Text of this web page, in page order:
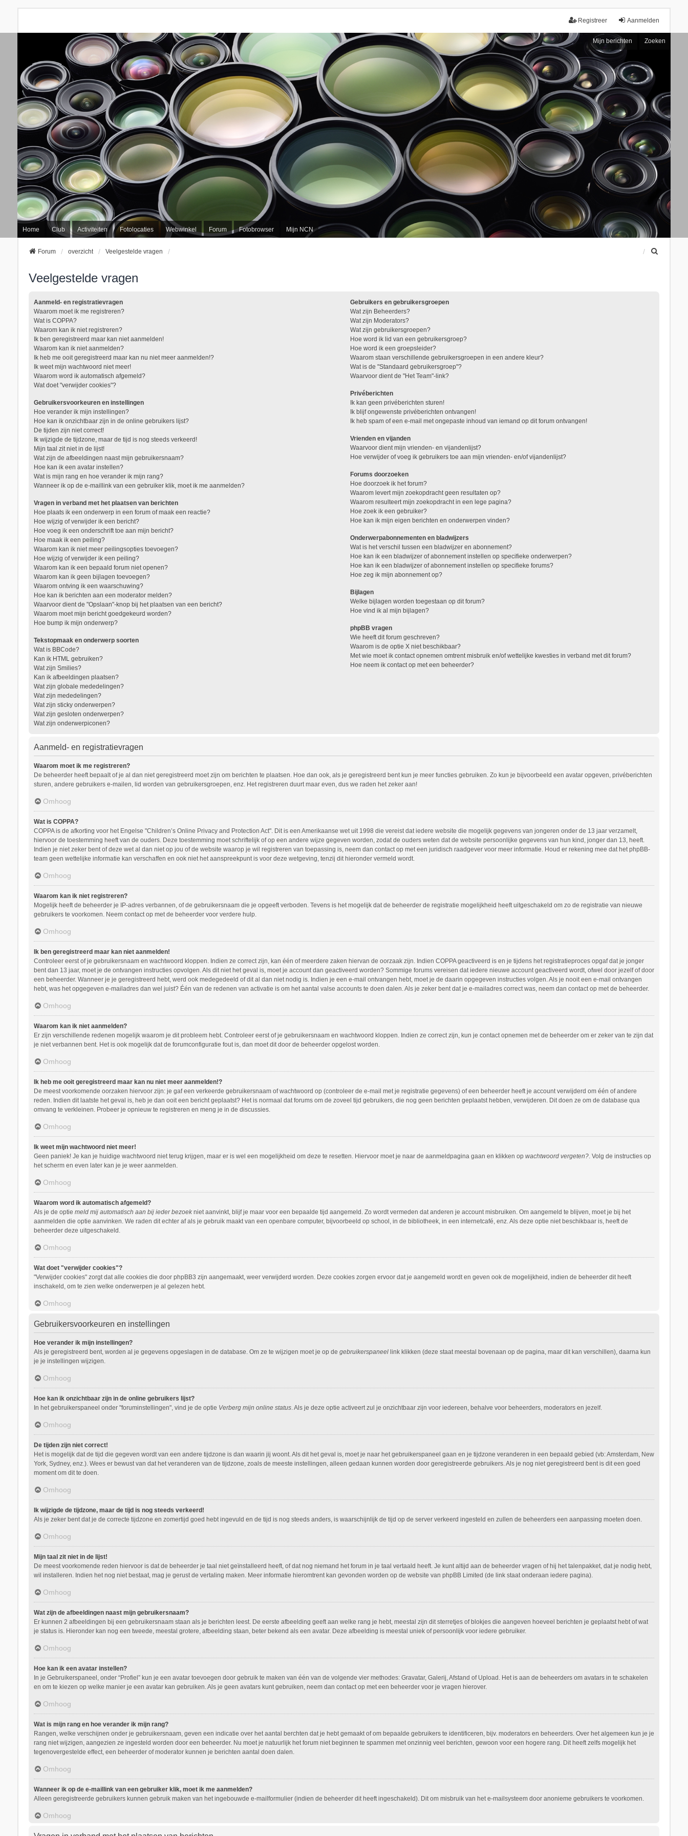
Aanmelden
Registreer
Mijn berichten Zoeken
Home Club Activiteiten Fotolocaties Webwinkel Forum Fotobrowser Mijn NCN
Forum overzicht Veelgestelde vragen
Veelgestelde vragen
Aanmeld- en registratievragen
Waarom moet ik me registreren?
Wat is COPPA?
Waarom kan ik niet registreren?
Ik ben geregistreerd maar kan niet aanmelden!
Waarom kan ik niet aanmelden?
Ik heb me ooit geregistreerd maar kan nu niet meer aanmelden!?
Ik weet mijn wachtwoord niet meer!
Waarom word ik automatisch afgemeld?
Wat doet "verwijder cookies"?
Gebruikersvoorkeuren en instellingen
Hoe verander ik mijn instellingen?
Hoe kan ik onzichtbaar zijn in de online gebruikers lijst?
De tijden zijn niet correct!
Ik wijzigde de tijdzone, maar de tijd is nog steeds verkeerd!
Mijn taal zit niet in de lijst!
Wat zijn de afbeeldingen naast mijn gebruikersnaam?
Hoe kan ik een avatar instellen?
Wat is mijn rang en hoe verander ik mijn rang?
Wanneer ik op de e-maillink van een gebruiker klik, moet ik me aanmelden?
Vragen in verband met het plaatsen van berichten
Hoe plaats ik een onderwerp in een forum of maak een reactie?
Hoe wijzig of verwijder ik een bericht?
Hoe voeg ik een onderschrift toe aan mijn bericht?
Hoe maak ik een peiling?
Waarom kan ik niet meer peilingsopties toevoegen?
Hoe wijzig of verwijder ik een peiling?
Waarom kan ik een bepaald forum niet openen?
Waarom kan ik geen bijlagen toevoegen?
Waarom ontving ik een waarschuwing?
Hoe kan ik berichten aan een moderator melden?
Waarvoor dient de "Opslaan"-knop bij het plaatsen van een bericht?
Waarom moet mijn bericht goedgekeurd worden?
Hoe bump ik mijn onderwerp?
Tekstopmaak en onderwerp soorten
Wat is BBCode?
Kan ik HTML gebruiken?
Wat zijn Smilies?
Kan ik afbeeldingen plaatsen?
Wat zijn globale mededelingen?
Wat zijn mededelingen?
Wat zijn sticky onderwerpen?
Wat zijn gesloten onderwerpen?
Wat zijn onderwerpiconen?
Gebruikers en gebruikersgroepen
Wat zijn Beheerders?
Wat zijn Moderators?
Wat zijn gebruikersgroepen?
Hoe word ik lid van een gebruikersgroep?
Hoe word ik een groepsleider?
Waarom staan verschillende gebruikersgroepen in een andere kleur?
Wat is de "Standaard gebruikersgroep"?
Waarvoor dient de "Het Team"-link?
Privéberichten
Ik kan geen privéberichten sturen!
Ik blijf ongewenste privéberichten ontvangen!
Ik heb spam of een e-mail met ongepaste inhoud van iemand op dit forum ontvangen!
Vrienden en vijanden
Waarvoor dient mijn vrienden- en vijandenlijst?
Hoe verwijder of voeg ik gebruikers toe aan mijn vrienden- en/of vijandenlijst?
Forums doorzoeken
Hoe doorzoek ik het forum?
Waarom levert mijn zoekopdracht geen resultaten op?
Waarom resulteert mijn zoekopdracht in een lege pagina?
Hoe zoek ik een gebruiker?
Hoe kan ik mijn eigen berichten en onderwerpen vinden?
Onderwerpabonnementen en bladwijzers
Wat is het verschil tussen een bladwijzer en abonnement?
Hoe kan ik een bladwijzer of abonnement instellen op specifieke onderwerpen?
Hoe kan ik een bladwijzer of abonnement instellen op specifieke forums?
Hoe zeg ik mijn abonnement op?
Bijlagen
Welke bijlagen worden toegestaan op dit forum?
Hoe vind ik al mijn bijlagen?
phpBB vragen
Wie heeft dit forum geschreven?
Waarom is de optie X niet beschikbaar?
Met wie moet ik contact opnemen omtrent misbruik en/of wettelijke kwesties in verband met dit forum?
Hoe neem ik contact op met een beheerder?
Aanmeld- en registratievragen
Waarom moet ik me registreren?
De beheerder heeft bepaalt of je al dan niet geregistreerd moet zijn om berichten te plaatsen. Hoe dan ook, als je geregistreerd bent kun je meer functies gebruiken. Zo kun je bijvoorbeeld een avatar opgeven, privéberichten
sturen, andere gebruikers e-mailen, lid worden van gebruikersgroepen, enz. Het registreren duurt maar even, dus we raden het zeker aan!
Omhoog
Wat is COPPA?
COPPA is de afkorting voor het Engelse "Children’s Online Privacy and Protection Act". Dit is een Amerikaanse wet uit 1998 die vereist dat iedere website die mogelijk gegevens van jongeren onder de 13 jaar verzamelt,
hiervoor de toestemming heeft van de ouders. Deze toestemming moet schriftelijk of op een andere wijze gegeven worden, zodat de ouders weten dat de website persoonlijke gegevens van hun kind, jonger dan 13, heeft.
Indien je niet zeker bent of deze wet al dan niet op jou of de website waarop je wil registreren van toepassing is, neem dan contact op met een juridisch raadgever voor meer informatie. Houd er rekening mee dat het phpBB-
team geen wettelijke informatie kan verschaffen en ook niet het aanspreekpunt is voor deze wetgeving, tenzij dit hieronder vermeld wordt.
Omhoog
Waarom kan ik niet registreren?
Mogelijk heeft de beheerder je IP-adres verbannen, of de gebruikersnaam die je opgeeft verboden. Tevens is het mogelijk dat de beheerder de registratie mogelijkheid heeft uitgeschakeld om zo de registratie van nieuwe
gebruikers te voorkomen. Neem contact op met de beheerder voor verdere hulp.
Omhoog
Ik ben geregistreerd maar kan niet aanmelden!
Controleer eerst of je gebruikersnaam en wachtwoord kloppen. Indien ze correct zijn, kan één of meerdere zaken hiervan de oorzaak zijn. Indien COPPA geactiveerd is en je tijdens het registratieproces opgaf dat je jonger
bent dan 13 jaar, moet je de ontvangen instructies opvolgen. Als dit niet het geval is, moet je account dan geactiveerd worden? Sommige forums vereisen dat iedere nieuwe account geactiveerd wordt, ofwel door jezelf of door
een beheerder. Wanneer je je geregistreerd hebt, werd ook medegedeeld of dit al dan niet nodig is. Indien je een e-mail ontvangen hebt, moet je de daarin opgegeven instructies volgen. Als je nooit een e-mail ontvangen
hebt, was het opgegeven e-mailadres dan wel juist? Één van de redenen van activatie is om het aantal valse accounts te doen dalen. Als je zeker bent dat je e-mailadres correct was, neem dan contact op met de beheerder.
Omhoog
Waarom kan ik niet aanmelden?
Er zijn verschillende redenen mogelijk waarom je dit probleem hebt. Controleer eerst of je gebruikersnaam en wachtwoord kloppen. Indien ze correct zijn, kun je contact opnemen met de beheerder om er zeker van te zijn dat
je niet verbannen bent. Het is ook mogelijk dat de forumconfiguratie fout is, dan moet dit door de beheerder opgelost worden.
Omhoog
Ik heb me ooit geregistreerd maar kan nu niet meer aanmelden!?
De meest voorkomende oorzaken hiervoor zijn: je gaf een verkeerde gebruikersnaam of wachtwoord op (controleer de e-mail met je registratie gegevens) of een beheerder heeft je account verwijderd om één of andere
reden. Indien dit laatste het geval is, heb je dan ooit een bericht geplaatst? Het is normaal dat forums om de zoveel tijd gebruikers, die nog geen berichten geplaatst hebben, verwijderen. Dit doen ze om de database qua
omvang te verkleinen. Probeer je opnieuw te registreren en meng je in de discussies.
Omhoog
Ik weet mijn wachtwoord niet meer!
Geen paniek! Je kan je huidige wachtwoord niet terug krijgen, maar er is wel een mogelijkheid om deze te resetten. Hiervoor moet je naar de aanmeldpagina gaan en klikken op wachtwoord vergeten?. Volg de instructies op
het scherm en even later kan je je weer aanmelden.
Omhoog
Waarom word ik automatisch afgemeld?
Als je de optie meld mij automatisch aan bij ieder bezoekniet aanvinkt, blijf je maar voor een bepaalde tijd aangemeld. Zo wordt vermeden dat anderen je account misbruiken. Om aangemeld te blijven, moet je bij het
aanmelden die optie aanvinken. We raden dit echter af als je gebruik maakt van een openbare computer, bijvoorbeeld op school, in de bibliotheek, in een internetcafé, enz. Als deze optie niet beschikbaar is, heeft de
beheerder deze uitgeschakeld.
Omhoog
Wat doet "verwijder cookies"?
"Verwijder cookies" zorgt dat alle cookies die door phpBB3 zijn aangemaakt, weer verwijderd worden. Deze cookies zorgen ervoor dat je aangemeld wordt en geven ook de mogelijkheid, indien de beheerder dit heeft
inschakeld, om te zien welke onderwerpen je al gelezen hebt.
Omhoog
Gebruikersvoorkeuren en instellingen
Hoe verander ik mijn instellingen?
Als je geregistreerd bent, worden al je gegevens opgeslagen in de database. Om ze te wijzigen moet je op de gebruikerspaneellink klikken (deze staat meestal bovenaan op de pagina, maar dit kan verschillen), daarna kun
je je instellingen wijzigen.
Omhoog
Hoe kan ik onzichtbaar zijn in de online gebruikers lijst?
In het gebruikerspaneel onder "foruminstellingen", vind je de optie Verberg mijn online status. Als je deze optie activeert zul je onzichtbaar zijn voor iedereen, behalve voor beheerders, moderators en jezelf.
Omhoog
De tijden zijn niet correct!
Het is mogelijk dat de tijd die gegeven wordt van een andere tijdzone is dan waarin jij woont. Als dit het geval is, moet je naar het gebruikerspaneel gaan en je tijdzone veranderen in een bepaald gebied (vb: Amsterdam, New
York, Sydney, enz.). Wees er bewust van dat het veranderen van de tijdzone, zoals de meeste instellingen, alleen gedaan kunnen worden door geregistreerde gebruikers. Als je nog niet geregistreerd bent is dit een goed
moment om dit te doen.
Omhoog
Ik wijzigde de tijdzone, maar de tijd is nog steeds verkeerd!
Als je zeker bent dat je de correcte tijdzone en zomertijd goed hebt ingevuld en de tijd is nog steeds anders, is waarschijnlijk de tijd op de server verkeerd ingesteld en zullen de beheerders een aanpassing moeten doen.
Omhoog
Mijn taal zit niet in de lijst!
De meest voorkomende reden hiervoor is dat de beheerder je taal niet geïnstalleerd heeft, of dat nog niemand het forum in je taal vertaald heeft. Je kunt altijd aan de beheerder vragen of hij het talenpakket, dat je nodig hebt,
wil installeren. Indien het nog niet bestaat, mag je gerust de vertaling maken. Meer informatie hieromtrent kan gevonden worden op de website van phpBB Limited (de link staat onderaan iedere pagina).
Omhoog
Wat zijn de afbeeldingen naast mijn gebruikersnaam?
Er kunnen 2 afbeeldingen bij een gebruikersnaam staan als je berichten leest. De eerste afbeelding geeft aan welke rang je hebt, meestal zijn dit sterretjes of blokjes die aangeven hoeveel berichten je geplaatst hebt of wat
je status is. Hieronder kan nog een tweede, meestal grotere, afbeelding staan, beter bekend als een avatar. Deze afbeelding is meestal uniek of persoonlijk voor iedere gebruiker.
Omhoog
Hoe kan ik een avatar instellen?
In je Gebruikerspaneel, onder “Profiel” kun je een avatar toevoegen door gebruik te maken van één van de volgende vier methodes: Gravatar, Galerij, Afstand of Upload. Het is aan de beheerders om avatars in te schakelen
en om te kiezen op welke manier je een avatar kan gebruiken. Als je geen avatars kunt gebruiken, neem dan contact op met een beheerder voor je vragen hierover.
Omhoog
Wat is mijn rang en hoe verander ik mijn rang?
Rangen, welke verschijnen onder je gebruikersnaam, geven een indicatie over het aantal berchten dat je hebt gemaakt of om bepaalde gebruikers te identificeren, bijv. moderators en beheerders. Over het algemeen kun je je
rang niet wijzigen, aangezien ze ingesteld worden door een beheerder. Nu moet je natuurlijk het forum niet beginnen te spammen met onzinnig veel berichten, gewoon voor een hogere rang. Dit heeft zelfs mogelijk het
tegenovergestelde effect, een beheerder of moderator kunnen je berichten aantal doen dalen.
Omhoog
Wanneer ik op de e-maillink van een gebruiker klik, moet ik me aanmelden?
Alleen geregistreerde gebruikers kunnen gebruik maken van het ingebouwde e-mailformulier (indien de beheerder dit heeft ingeschakeld). Dit om misbruik van het e-mailsysteem door anonieme gebruikers te voorkomen.
Omhoog